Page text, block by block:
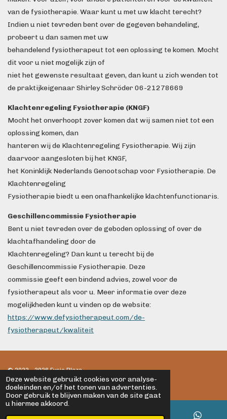
Deze website gebruikt cookies voor analyse-
doeleinden en/of het tonen van advertenties.
Door gebruik te blijven maken van de site gaat
u hiermee akkoord.
van de fysiotherapie. Waar kunt u met uw klacht terecht?
Indien u niet tevreden bent over de gegeven behandeling,
probeert u dan samen met uw
behandelend fysiotherapeut tot een oplossing te komen. Mocht
dit voor u niet mogelijk zijn of
niet het gewenste resultaat geven, dan kunt u zich wenden tot
de praktijkeigenaar Shirley Schröder 06-21278669
Klachtenregeling Fysiotherapie (KNGF)
Mocht het onverhoopt zover komen dat wij samen niet tot een
oplossing komen, dan
hanteren wij de Klachtenregeling Fysiotherapie. Wij zijn
daarvoor aangesloten bij het KNGF,
het Koninklijk Nederlands Genootschap voor Fysiotherapie. De
Klachtenregeling
Fysiotherapie biedt u een onafhankelijke klachtenfunctionaris.
Geschillencommissie Fysiotherapie
Bent u niet tevreden over de geboden oplossing of over de
klachtafhandeling door de
Klachtenregeling? Dan kunt u terecht bij de
Geschillencommissie Fysiotherapie. Deze
commissie geeft een bindend advies, zowel voor de
fysiotherapeut als voor u. Meer informatie over deze
mogelijkheden kunt u vinden op de website:
https://www.defysiotherapeut.com/de-
fysiotherapeut/kwaliteit
© 2022 - 2026 Fysio Plaza
Powered byJouwWeb